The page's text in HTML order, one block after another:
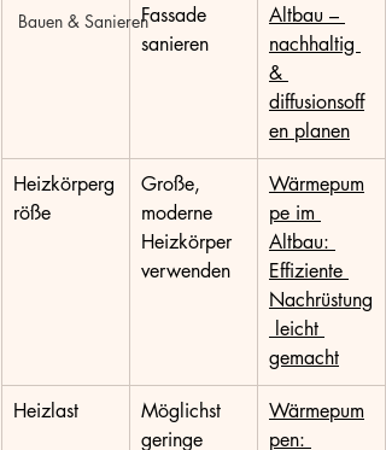
Bauen & SanierenFassade
sanieren
Altbau –
nachhaltig
&
diffusionsoff
en planen
Heizkörperg
röße
Große,
moderne
Heizkörper
verwenden
Wärmepum
pe im
Altbau:
Effiziente
Nachrüstung
leicht
gemacht
Heizlast
Möglichst
geringe
Wärmepum
pen: